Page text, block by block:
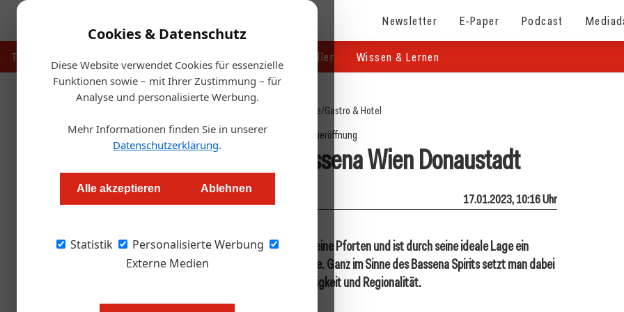
Cookies & Datenschutz
Diese Website verwendet Cookies für essenzielle
Funktionen sowie – mit Ihrer Zustimmung – für
Analyse und personalisierte Werbung.
Mehr Informationen finden Sie in unserer
Datenschutzerklärung.
Alle akzeptieren Ablehnen
Statistik
Personalisierte Werbung
Externe Medien
Newsletter E-Paper Podcast
Touristik Handel & Hersteller Wissen & Lernen
Startseite/Gastro & Hotel
Neueröffnung
Zweiter Streich: Bassena Wien Donaustadt
Markus Höller 17.01.2023, 10:16 Uhr
Das neue Bassena in Wien Donaustadt öffnet seine Pforten und ist durch seine ideale Lage ein
perfektes Hub für Städte- und Businessreisende. Ganz im Sinne des Bassena Spirits setzt man dabei
auch auf neue Wege beim Recruiting, Nachhaltigkeit und Regionalität.